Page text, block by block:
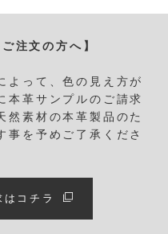
注文の方へ】
よって、色の見え方が
本革サンプルのご請求
然素材の本革製品のた
事を予めご了承くださ
はコチラ